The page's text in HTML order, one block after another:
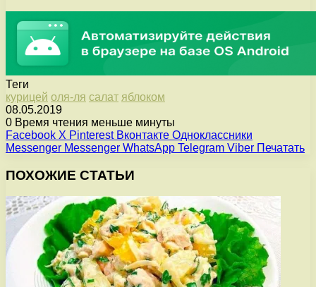
Теги
курицей оля-ля салат яблоком
08.05.2019
0 Время чтения меньше минуты
Facebook X Pinterest Вконтакте Одноклассники
Messenger Messenger WhatsApp Telegram Viber Печатать
ПОХОЖИЕ СТАТЬИ